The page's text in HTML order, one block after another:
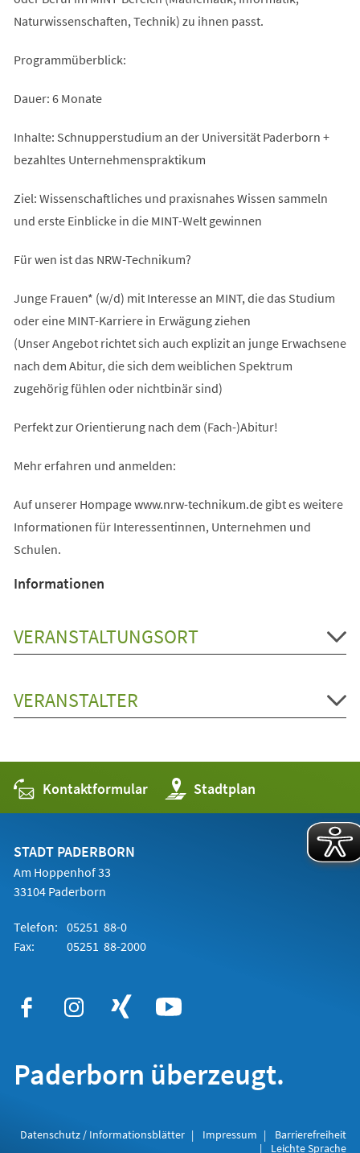
Naturwissenschaften, Technik) zu ihnen passt.
Programmüberblick:
Dauer: 6 Monate
Inhalte: Schnupperstudium an der Universität Paderborn +
bezahltes Unternehmenspraktikum
Ziel: Wissenschaftliches und praxisnahes Wissen sammeln
und erste Einblicke in die MINT-Welt gewinnen
Für wen ist das NRW-Technikum?
Junge Frauen* (w/d) mit Interesse an MINT, die das Studium
oder eine MINT-Karriere in Erwägung ziehen
(Unser Angebot richtet sich auch explizit an junge Erwachsene
nach dem Abitur, die sich dem weiblichen Spektrum
zugehörig fühlen oder nichtbinär sind)
Perfekt zur Orientierung nach dem (Fach-)Abitur!
Mehr erfahren und anmelden:
Auf unserer Hompage www.nrw-technikum.de gibt es weitere
Informationen für Interessentinnen, Unternehmen und
Schulen.
Informationen
VERANSTALTUNGSORT
VERANSTALTER
Kontaktformular Stadtplan
(Öffnet
in
einem
STADT PADERBORN
Am Hoppenhof 33
33104 Paderborn
Telefon: 05251 88-0
Fax:
05251 88-2000
Paderborn überzeugt.
Datenschutz / Informationsblätter Impressum
Barrierefreiheit
Leichte Sprache